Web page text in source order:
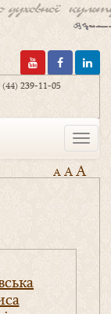
(44) 239-11-05
Toggle
A AA